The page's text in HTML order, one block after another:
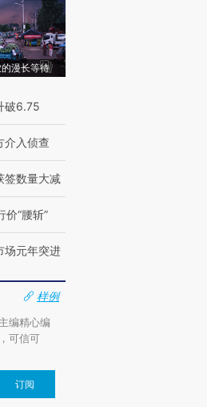
漫长等待
破6.75
介入侦查
签数量大减
价“腰斩”
场元年突进
样例
编精心编
可信可
订阅